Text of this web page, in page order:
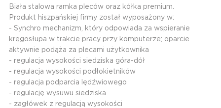
Biała stalowa ramka pleców oraz kółka premium.
Produkt hiszpańskiej firmy został wyposażony w:
- Synchro mechanizm, który odpowiada za wspieranie
kręgosłupa w trakcie pracy przy komputerze; oparcie
aktywnie podąża za plecami użytkownika
- regulacja wysokości siedziska góra-dół
- regulacja wysokości podłokietników
- regulacja podparcia lędźwiowego
- regulację wysuwu siedziska
- zagłówek z regulacją wysokości